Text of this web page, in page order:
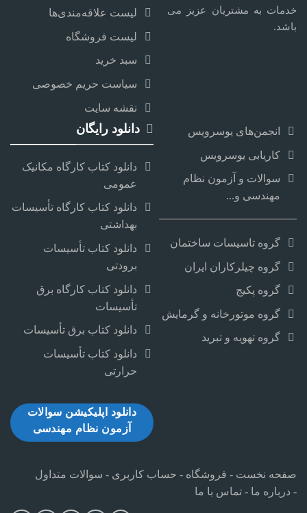
خدمات به مشتریان عزیز می
باشد.
لیست علاقه‌مندی‌ها
لیست فروشگاه
سبد خرید
سیاست حریم خصوصی
نقشه سایت
انجمن‌های یوسرویس
کاریابی یوسرویس
سوالات و آزمون نظام
مهندسی و...
گروه تاسیسات ساختمان
گروه چیلرکاران ایران
گروه پکیج
گروه موتورخانه و گرمایش
گروه تهویه و تبرید
دانلود رایگان
دانلود کتاب کارگاه مکانیک
عمومی
دانلود کتاب کارگاه تأسیسات
بهداشتی
دانلود کتاب تأسیسات
برودتی
دانلود کتاب کارگاه برق
تأسیسات
دانلود کتاب برق تأسیسات
دانلود کتاب تأسیسات
حرارتی
دانلود اپلیکیشن سوالات
آزمون نظام مهندسی
صفحه نخست - فروشگاه - حساب کاربری - سوالات متداول
- درباره ما - تماس با ما